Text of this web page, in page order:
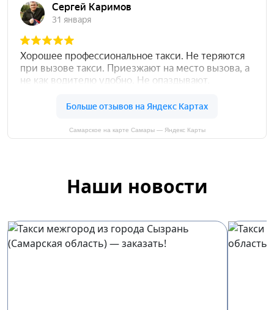
Самарское на карте Самары — Яндекс Карты
Наши новости